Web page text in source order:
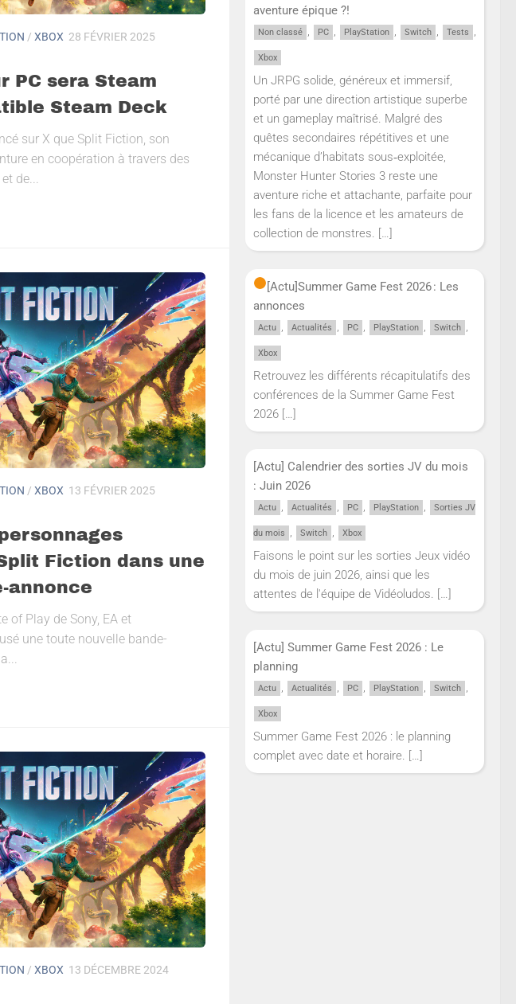
/ XBOX 28 FÉVRIER 2025
PC sera Steam
Steam Deck
sur X que Split Fiction, son
en coopération à travers des
de...
/ XBOX 13 FÉVRIER 2025
Fiction dans une
annonce
of Play de Sony, EA et
une toute nouvelle bande-
/ XBOX 13 DÉCEMBRE 2024
aventure épique ?!
Non classé , PC , PlayStation , Switch , Tests ,
Xbox
Un JRPG solide, généreux et immersif,
porté par une direction artistique superbe
et un gameplay maîtrisé. Malgré des
quêtes secondaires répétitives et une
mécanique d’habitats sous‑exploitée,
Monster Hunter Stories 3 reste une
aventure riche et attachante, parfaite pour
les fans de la licence et les amateurs de
collection de monstres. […]
[Actu]Summer Game Fest 2026 : Les
annonces
Actu , Actualités , PC , PlayStation , Switch ,
Xbox
Retrouvez les différents récapitulatifs des
conférences de la Summer Game Fest
2026 […]
[Actu] Calendrier des sorties JV du mois
: Juin 2026
Actu , Actualités , PC , PlayStation , Sorties JV
du mois , Switch , Xbox
Faisons le point sur les sorties Jeux vidéo
du mois de juin 2026, ainsi que les
attentes de l'équipe de Vidéoludos. […]
[Actu] Summer Game Fest 2026 : Le
planning
Actu , Actualités , PC , PlayStation , Switch ,
Xbox
Summer Game Fest 2026 : le planning
complet avec date et horaire. […]